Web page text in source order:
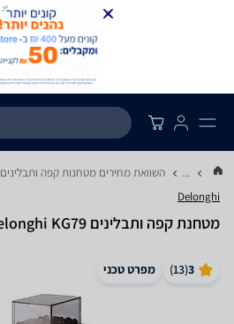
... השוואת מחירים מטחנות קפה ותבלינים
Delonghi
מטחנת ‏קפה ותבלינים Delonghi KG79 דה לונגי
3
(
13
) מפרט טכני